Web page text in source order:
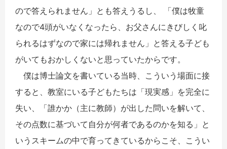
ので答えられません」とも答えうるし、 「僕は牧童
なので4頭がいなくなったら、お父さんにきびしく叱
られるはずなので家には帰れません」と答える子ども
がいてもおかしくないと思っていたからです。
僕は博士論文を書いている当時、こういう場面に接
すると、教室にいる子どもたちは「現実感」を完全に
失い、「誰かか（主に教師）が出した問いを解いて、
その点数に基づいて自分が何者であるのかを知る」と
いうスキームの中で育ってきているからこそ、こうい